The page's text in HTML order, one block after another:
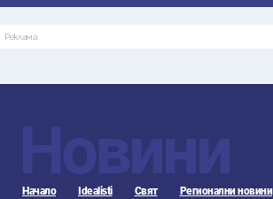
Реклама
Новини
Начало Idealisti Свят Регионални новини